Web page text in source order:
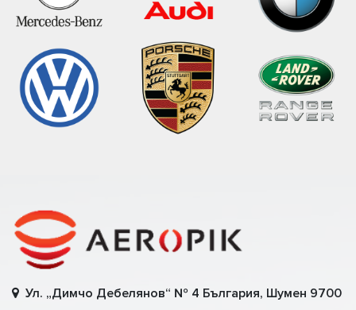
Ул. „Димчо Дебелянов“ № 4 България, Шумен 9700